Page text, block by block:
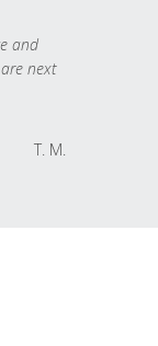
and
next
T. M.